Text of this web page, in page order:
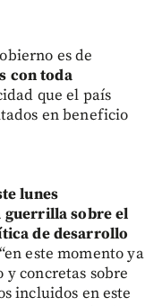
es de
con toda
que el país
en beneficio
lunes
guerrilla sobre el
de desarrollo
este momento ya
y concretas sobre
incluidos en este